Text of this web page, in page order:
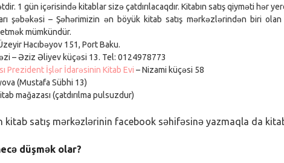
1 gün içərisində kitablar sizə çatdırılacaqdır. Kitabın satış qiyməti hər
şəbəkəsi – Şəhərimizin ən böyük kitab satış mərkəzlərindən biri
mümkündür.
Hacıbəyov 151, Port Baku.
– Əziz Əliyev küçəsi 13. Tel: 0124978773
Prezident İşlər İdarəsinin Kitab Evi – Nizami küçəsi 58
(Mustafa Sübhi 13)
mağazası (çatdırılma pulsuzdur)
kitab satış mərkəzlərinin facebook səhifəsinə yazmaqla da
düşmək olar?